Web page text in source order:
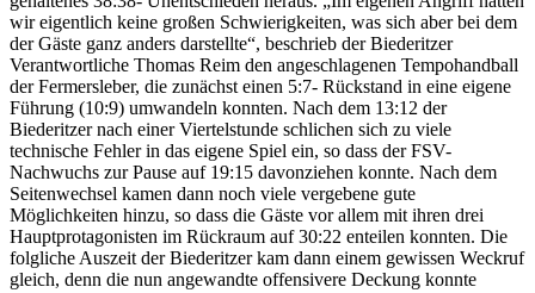
wir eigentlich keine großen Schwierigkeiten, was sich aber bei dem
der Gäste ganz anders darstellte“, beschrieb der Biederitzer
Verantwortliche Thomas Reim den angeschlagenen Tempohandball
der Fermersleber, die zunächst einen 5:7- Rückstand in eine eigene
Führung (10:9) umwandeln konnten. Nach dem 13:12 der
Biederitzer nach einer Viertelstunde schlichen sich zu viele
technische Fehler in das eigene Spiel ein, so dass der FSV-
Nachwuchs zur Pause auf 19:15 davonziehen konnte. Nach dem
Seitenwechsel kamen dann noch viele vergebene gute
Möglichkeiten hinzu, so dass die Gäste vor allem mit ihren drei
Hauptprotagonisten im Rückraum auf 30:22 enteilen konnten. Die
folgliche Auszeit der Biederitzer kam dann einem gewissen Weckruf
gleich, denn die nun angewandte offensivere Deckung konnte